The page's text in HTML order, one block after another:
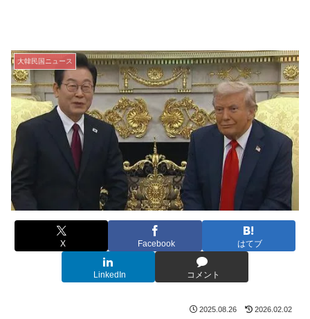
大韓民国ニュース
X Facebook はてブ
LinkedIn コメント
2025.08.26 2026.02.02